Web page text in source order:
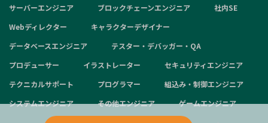
サーバーエンジニア
ブロックチェーンエンジニア
社内SE
Webディレクター
キャラクターデザイナー
データベースエンジニア
テスター・デバッガー・QA
プロデューサー
イラストレーター
セキュリティエンジニア
テクニカルサポート
プログラマー
組込み・制御エンジニア
システムエンジニア
その他エンジニア ゲームエンジニア